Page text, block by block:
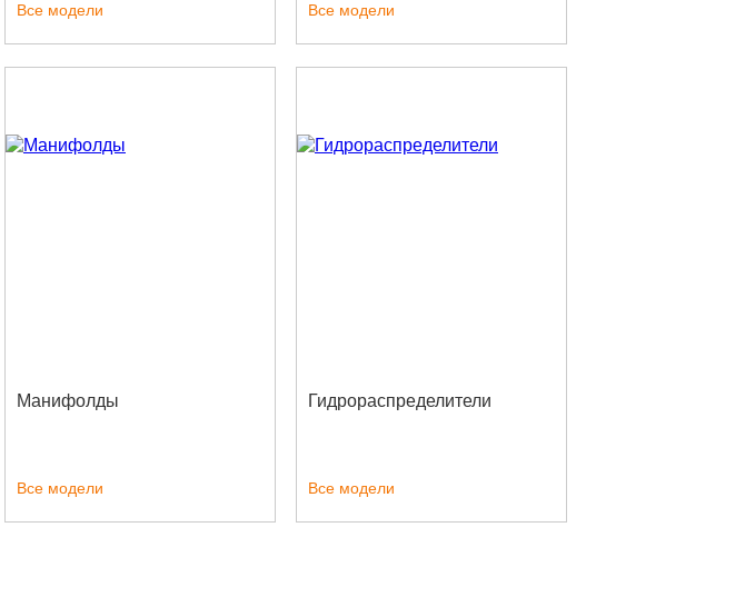
Все модели Все модели
Манифолды
Все модели
Гидрораспределители
Все модели